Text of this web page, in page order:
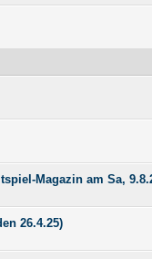
Magazin am Sa,
26.4.25)